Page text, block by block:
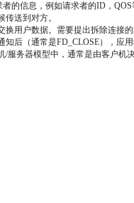
的信息，例如请求者的ID，
送到对方。
用户数据。需要提出拆除连接
后（通常是FD_CLOSE），应用
服务器模型中，通常是由客户